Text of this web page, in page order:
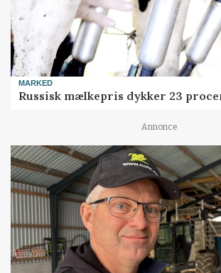
MARKED
Russisk mælkepris dykker 23
Annonce